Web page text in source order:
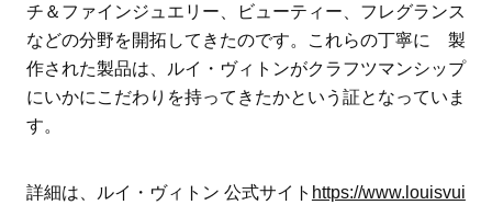
チ＆ファインジュエリー、ビューティー、フレグランス
などの分野を開拓してきたのです。これらの丁寧に 製
作された製品は、ルイ・ヴィトンがクラフツマンシップ
にいかにこだわりを持ってきたかという証となっていま
す。
詳細は、ルイ・ヴィトン 公式サイト https://www.louisvui